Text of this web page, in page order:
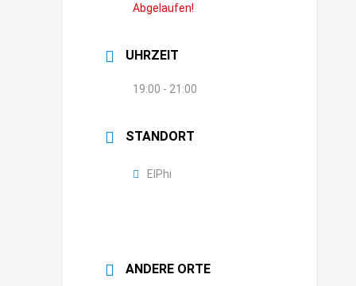
Abgelaufen!
UHRZEIT
19:00 - 21:00
STANDORT
ElPhi
ANDERE ORTE